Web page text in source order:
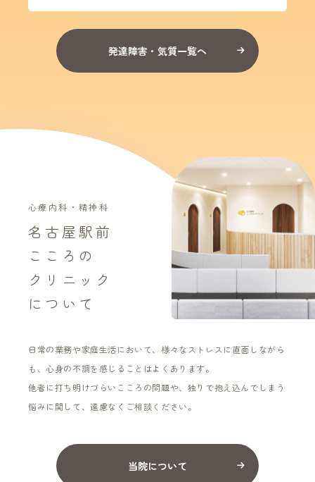
発達障害・気質一覧へ
心療内科・精神科
名古屋駅前
こころの
クリニック
について
日常の業務や家庭生活において、様々なストレスに直面しながら
も、心身の不調を感じることはよくあります。
他者に打ち明けづらいこころの問題や、独りで抱え込んでしまう
悩みに関して、遠慮なくご相談ください。
当院について